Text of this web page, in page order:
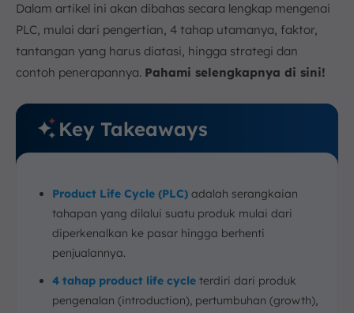
1. Industri Otomotif
2. Industri Manufaktur
Studi Kasus Product Life Cycle
ScaleOcean Sales Management System untuk Proses
Kesimpulan
FAQ:
Dalam artikel ini akan dibahas secara lengkap mengenai
PLC, mulai dari pengertian, 4 tahap utamanya, faktor,
tantangan yang harus diatasi, hingga strategi dan
contoh penerapannya. Pahami selengkapnya di sini!
Key Takeaways
Product Life Cycle (PLC) adalah serangkaian
tahapan yang dilalui suatu produk mulai dari
diperkenalkan ke pasar hingga berhenti
penjualannya.
4 tahap product life cycle terdiri dari produk
pengenalan (introduction), pertumbuhan (growth),